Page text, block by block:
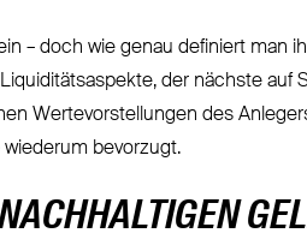
– doch wie genau definiert man
der nächste auf
Wertevorstellungen des
bevorzugt.